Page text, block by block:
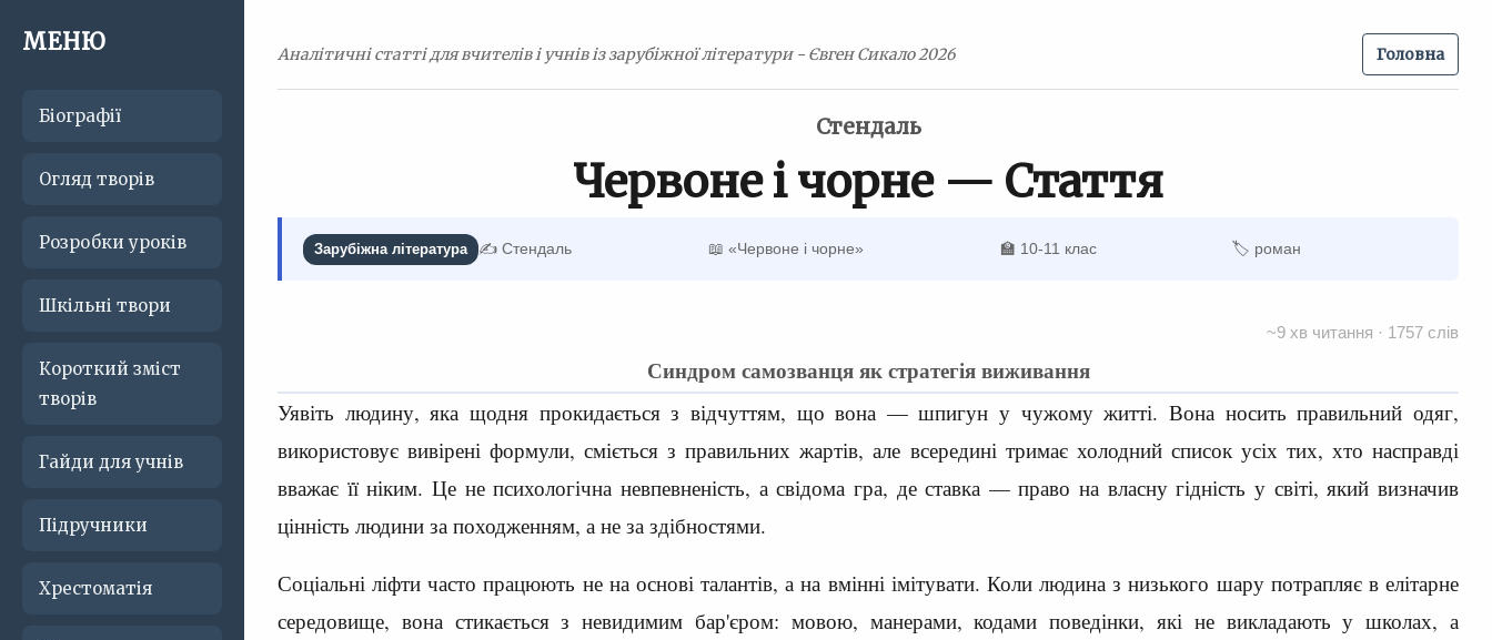
МЕНЮ
Біографії
Огляд творів
Розробки уроків
Шкільні твори
Короткий зміст
творів
Гайди для учнів
Підручники
Хрестоматія
Аналітичні статті для вчителів і учнів із зарубіжної літератури - Євген Сикало 2026 Головна
Стендаль
Червоне і чорне — Стаття
Зарубіжна література ✍️ Стендаль 📖 «Червоне і чорне» 🏫 10-11 клас 🏷 роман
~9 хв читання · 1757 слів
Синдром самозванця як стратегія виживання
Уявіть людину, яка щодня прокидається з відчуттям, що вона — шпигун у чужому житті. Вона носить правильний одяг,
використовує вивірені формули, сміється з правильних жартів, але всередині тримає холодний список усіх тих, хто насправді
вважає її ніким. Це не психологічна невпевненість, а свідома гра, де ставка — право на власну гідність у світі, який визначив
цінність людини за походженням, а не за здібностями.
Соціальні ліфти часто працюють не на основі талантів, а на вмінні імітувати. Коли людина з низького шару потрапляє в елітарне
середовище, вона стикається з невидимим бар'єром: мовою, манерами, кодами поведінки, які не викладають у школах, а